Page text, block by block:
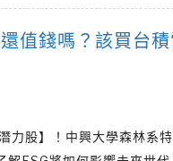
值錢嗎？該買台積
力股】！中興大學森林系